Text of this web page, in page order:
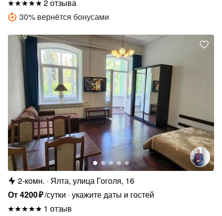
2 отзыва
30% вернётся бонусами
2-комн.
Ялта, улица Гоголя, 16
От4200₽/сутки укажите даты и гостей
1 отзыв